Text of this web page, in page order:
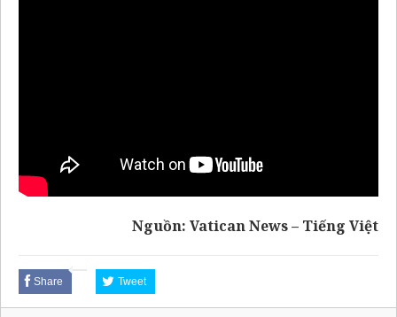
Nguồn: Vatican News – Tiếng Việt
Share Tweet